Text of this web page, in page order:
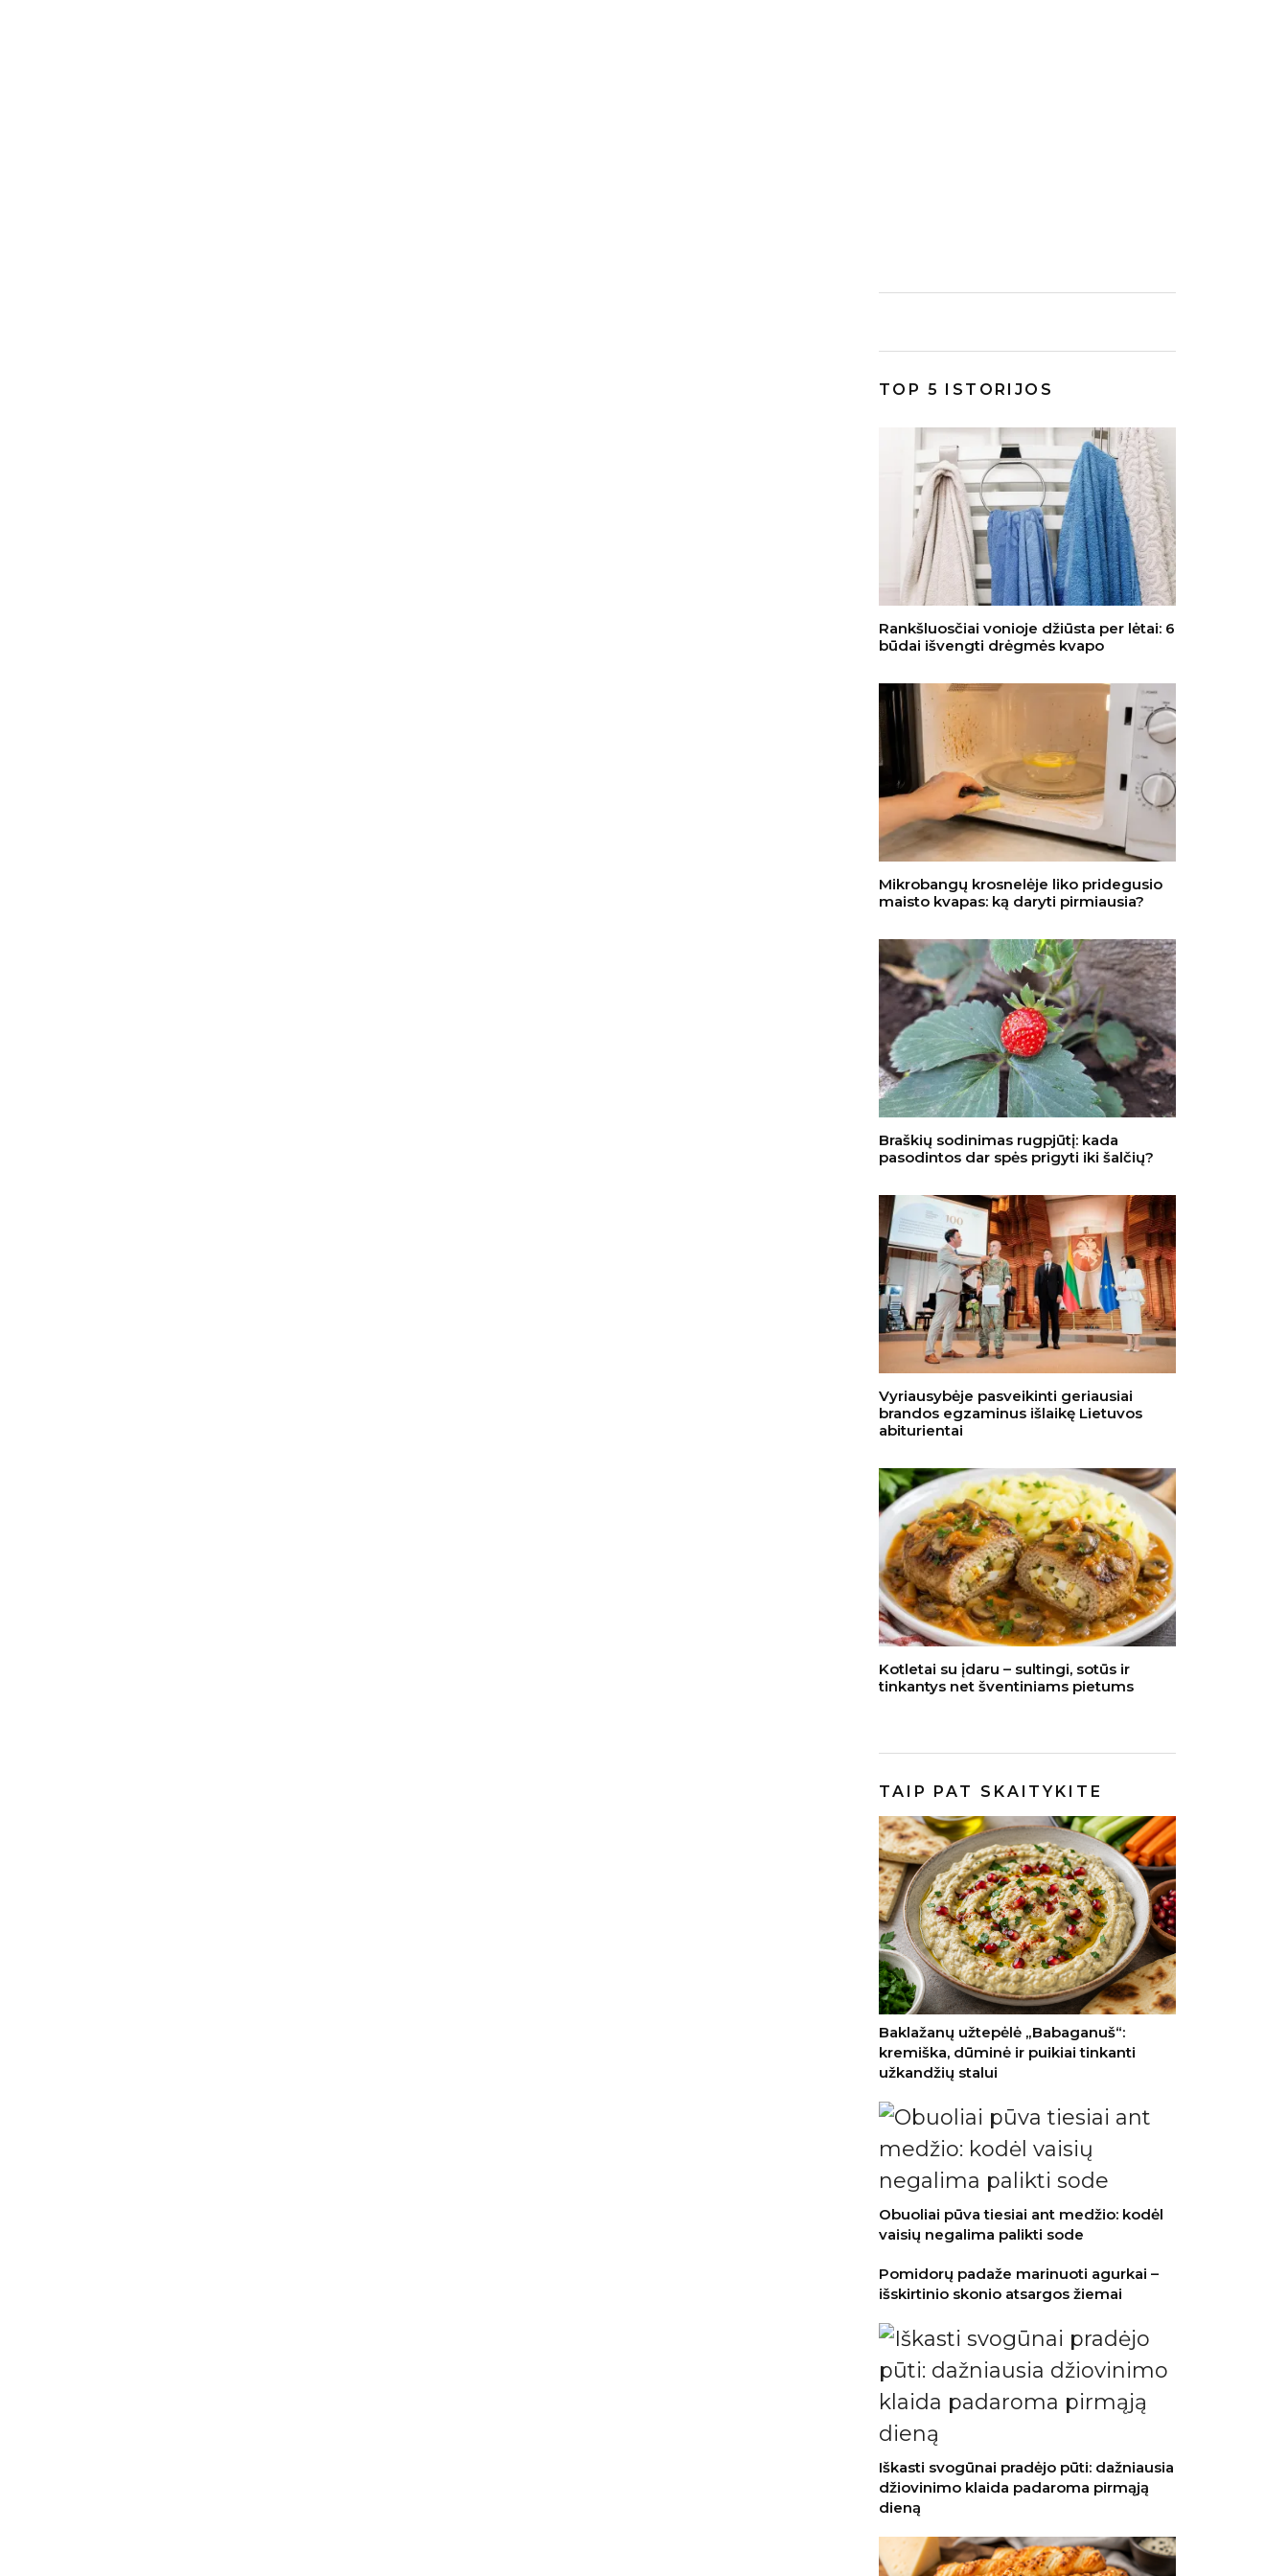
TOP 5 ISTORIJOS
Rankšluosčiai vonioje džiūsta per lėtai: 6
būdai išvengti drėgmės kvapo
Mikrobangų krosnelėje liko pridegusio
maisto kvapas: ką daryti pirmiausia?
Braškių sodinimas rugpjūtį: kada
pasodintos dar spės prigyti iki šalčių?
Vyriausybėje pasveikinti geriausiai
brandos egzaminus išlaikę Lietuvos
abiturientai
Kotletai su įdaru – sultingi, sotūs ir
tinkantys net šventiniams pietums
TAIP PAT SKAITYKITE
Baklažanų užtepėlė „Babaganuš“:
kremiška, dūminė ir puikiai tinkanti
užkandžių stalui
Obuoliai pūva tiesiai ant medžio: kodėl
vaisių negalima palikti sode
Pomidorų padaže marinuoti agurkai –
išskirtinio skonio atsargos žiemai
Iškasti svogūnai pradėjo pūti: dažniausia
džiovinimo klaida padaroma pirmąją
dieną